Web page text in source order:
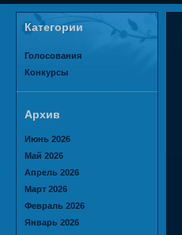
Категории
Голосования
Конкурсы
Архив
Июнь 2026
Май 2026
Апрель 2026
Март 2026
Февраль 2026
Январь 2026